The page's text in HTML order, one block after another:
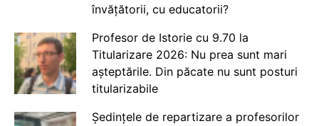
învățătorii, cu educatorii?
Profesor de Istorie cu 9.70 la
Titularizare 2026: Nu prea sunt mari
așteptările. Din păcate nu sunt posturi
titularizabile
Ședințele de repartizare a profesorilor